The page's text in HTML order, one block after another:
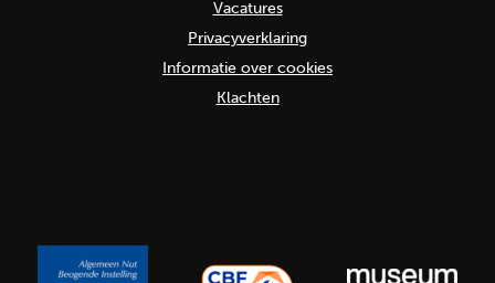
Vacatures
Privacyverklaring
Informatie over cookies
Klachten